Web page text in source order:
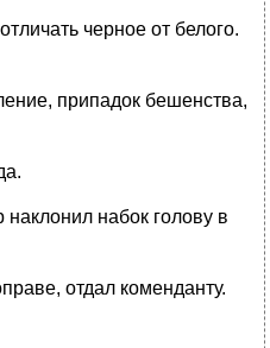
черное от белого.
припадок бешенства,
набок голову в
отдал коменданту.